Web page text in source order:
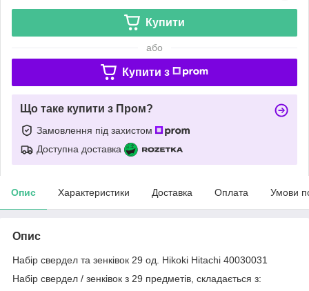
Купити
або
Купити з
Що таке купити з Пром?
Замовлення під захистом
Доступна доставка
Опис Характеристики Доставка Оплата Умови
Опис
Набір свердел та зенківок 29 од. Hikoki Hitachi 40030031
Набір свердел / зенківок з 29 предметів, складається з: